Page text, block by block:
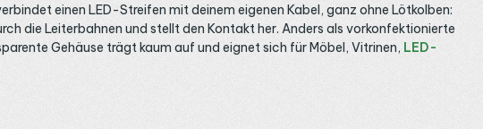
einen LED-Streifen mit deinem eigenen Kabel, ganz ohne Lötkolben:
die Leiterbahnen und stellt den Kontakt her. Anders als vorkonfektionierte
Gehäuse trägt kaum auf und eignet sich für Möbel, Vitrinen, LED-